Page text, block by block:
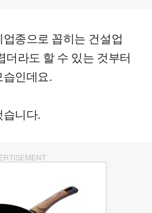
종으로 꼽히는 건설업
더라도 할 수 있는 것부터
인데요.
니다.